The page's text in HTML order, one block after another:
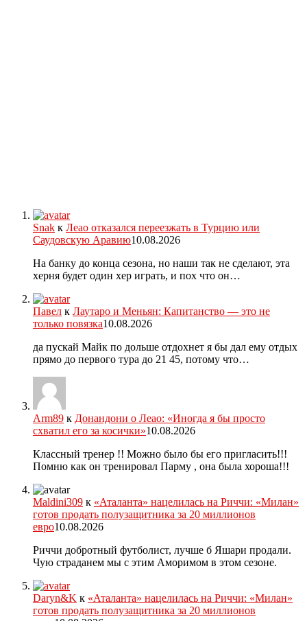
Snak к Леао отказался переезжать в Турцию или
Саудовскую Аравию10.08.2026
На банку до конца сезона, но наши так не сделают, эта
херня будет один хер играть, и пох что он…
Павел к Лаутаро и Меньян: Капитанство — это не
только повязка10.08.2026
да пускай Майк по дольше отдохнет я бы дал ему отдых
прямо до первого тура до 21 45, потому что…
Arm89 к Донандони о Леао: «Иногда я бы просто
схватил его за косички»10.08.2026
Классный тренер !! Можно было бы его пригласить!!!
Помню как он тренировал Парму , она была хороша!!!
Maldini309 к «Аталанта» нацелилась на Риччи: «Милан»
готов продать полузащитника за 20 миллионов
евро10.08.2026
Риччи добротный футболист, лучше б Яшари продали.
Чую страданем мы с этим Аморимом в этом сезоне.
Daryn&K к «Аталанта» нацелилась на Риччи: «Милан»
готов продать полузащитника за 20 миллионов